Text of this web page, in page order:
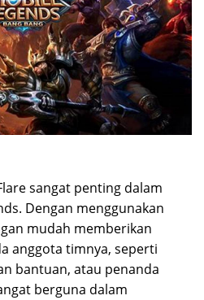
sangat penting dalam
Dengan menggunakan
mudah memberikan
anggota timnya, seperti
bantuan, atau penanda
berguna dalam